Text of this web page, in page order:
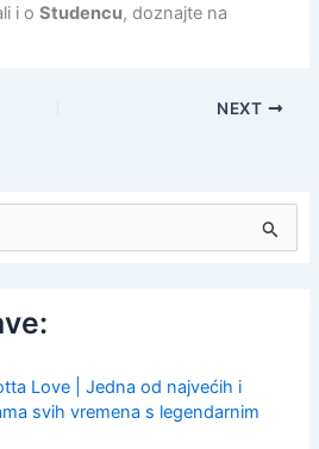
i o Studencu, doznajte na
NEXT
Love | Jedna od najvećih i
svih vremena s legendarnim